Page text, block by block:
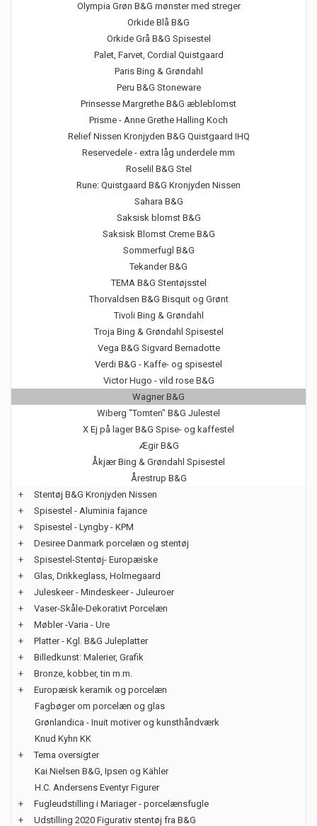
Olympia Grøn B&G mønster med streger
Orkide Blå B&G
Orkide Grå B&G Spisestel
Palet, Farvet, Cordial Quistgaard
Paris Bing & Grøndahl
Peru B&G Stoneware
Prinsesse Margrethe B&G æbleblomst
Prisme - Anne Grethe Halling Koch
Relief Nissen Kronjyden B&G Quistgaard IHQ
Reservedele - extra låg underdele mm
Roselil B&G Stel
Rune: Quistgaard B&G Kronjyden Nissen
Sahara B&G
Saksisk blomst B&G
Saksisk Blomst Creme B&G
Sommerfugl B&G
Tekander B&G
TEMA B&G Stentøjsstel
Thorvaldsen B&G Bisquit og Grønt
Tivoli Bing & Grøndahl
Troja Bing & Grøndahl Spisestel
Vega B&G Sigvard Bernadotte
Verdi B&G - Kaffe- og spisestel
Victor Hugo - vild rose B&G
Wagner B&G
Wiberg "Tomten" B&G Julestel
X Ej på lager B&G Spise- og kaffestel
Ægir B&G
Åkjær Bing & Grøndahl Spisestel
Årestrup B&G
+
Stentøj B&G Kronjyden Nissen
+
Spisestel - Aluminia fajance
+
Spisestel - Lyngby - KPM
+
Desiree Danmark porcelæn og stentøj
+
Spisestel-Stentøj- Europæiske
+
Glas, Drikkeglass, Holmegaard
+
Juleskeer - Mindeskeer - Juleuroer
+
Vaser-Skåle-Dekorativt Porcelæn
+
Møbler -Varia - Ure
+
Platter - Kgl. B&G Juleplatter
+
Billedkunst: Malerier, Grafik
+
Bronze, kobber, tin m.m.
+
Europæisk keramik og porcelæn
Fagbøger om porcelæn og glas
Grønlandica - Inuit motiver og kunsthåndværk
Knud Kyhn KK
+
Tema oversigter
Kai Nielsen B&G, Ipsen og Kähler
H.C. Andersens Eventyr Figurer
+
Fugleudstilling i Mariager - porcelænsfugle
+
Udstilling 2020 Figurativ stentøj fra B&G